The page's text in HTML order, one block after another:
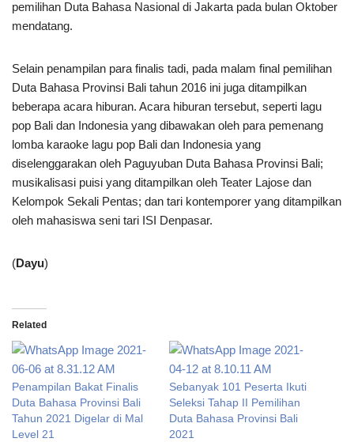
pemilihan Duta Bahasa Nasional di Jakarta pada bulan Oktober
mendatang.
Selain penampilan para finalis tadi, pada malam final pemilihan
Duta Bahasa Provinsi Bali tahun 2016 ini juga ditampilkan
beberapa acara hiburan. Acara hiburan tersebut, seperti lagu
pop Bali dan Indonesia yang dibawakan oleh para pemenang
lomba karaoke lagu pop Bali dan Indonesia yang
diselenggarakan oleh Paguyuban Duta Bahasa Provinsi Bali;
musikalisasi puisi yang ditampilkan oleh Teater Lajose dan
Kelompok Sekali Pentas; dan tari kontemporer yang ditampilkan
oleh mahasiswa seni tari ISI Denpasar.
(Dayu)
Related
Penampilan Bakat Finalis
Duta Bahasa Provinsi Bali
Tahun 2021 Digelar di Mal
Level 21
Sebanyak 101 Peserta Ikuti
Seleksi Tahap II Pemilihan
Duta Bahasa Provinsi Bali
2021